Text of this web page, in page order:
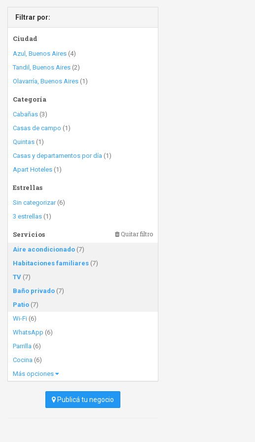
Filtrar por:
Ciudad
Azul, Buenos Aires (4)
Tandil, Buenos Aires (2)
Olavarría, Buenos Aires (1)
Categoría
Cabañas (3)
Casas de campo (1)
Quintas (1)
Casas y departamentos por día (1)
Apart Hoteles (1)
Estrellas
Sin categorizar(6)
3 estrellas (1)
Servicios Quitar filtro
Aire acondicionado (7)
Habitaciones familiares (7)
TV (7)
Baño privado (7)
Patio (7)
Wi-Fi (6)
WhatsApp (6)
Parrilla (6)
Cocina (6)
Más opciones
Publicá tu negocio